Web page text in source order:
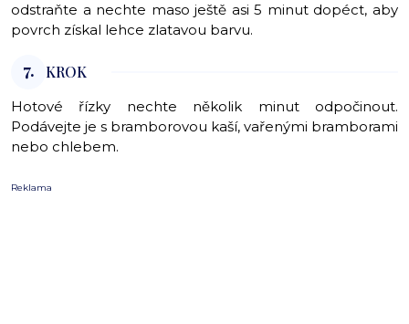
odstraňte a nechte maso ještě asi 5 minut dopéct, aby
povrch získal lehce zlatavou barvu.
7. KROK
Hotové řízky nechte několik minut odpočinout.
Podávejte je s bramborovou kaší, vařenými bramborami
nebo chlebem.
Reklama